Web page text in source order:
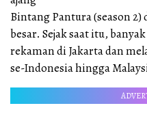
Bintang Pantura (season 2)
besar. Sejak saat itu,
rekaman di Jakarta dan
se-Indonesia hingga